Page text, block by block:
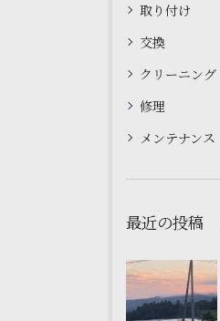
取り付け
交換
クリーニング
修理
メンテナンス
最近の投稿